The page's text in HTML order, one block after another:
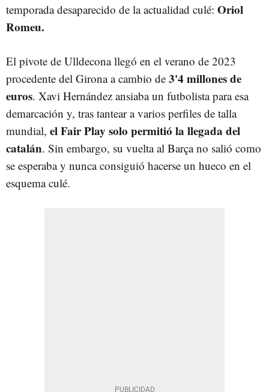
temporada desaparecido de la actualidad culé: Oriol
Romeu.
El pivote de Ulldecona llegó en el verano de 2023
procedente del Girona a cambio de 3'4 millones de
euros. Xavi Hernández ansiaba un futbolista para esa
demarcación y, tras tantear a varios perfiles de talla
mundial, el Fair Play solo permitió la llegada del
catalán. Sin embargo, su vuelta al Barça no salió como
se esperaba y nunca consiguió hacerse un hueco en el
esquema culé.